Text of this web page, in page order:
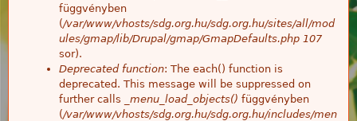
függvényben
(/var/www/vhosts/sdg.org.hu/sdg.org.hu/sites/all/mod
ules/gmap/lib/Drupal/gmap/GmapDefaults.php 107
sor).
Deprecated function: The each() function is
deprecated. This message will be suppressed on
further calls
_menu_load_objects() függvényben
(/var/www/vhosts/sdg.org.hu/sdg.org.hu/includes/men